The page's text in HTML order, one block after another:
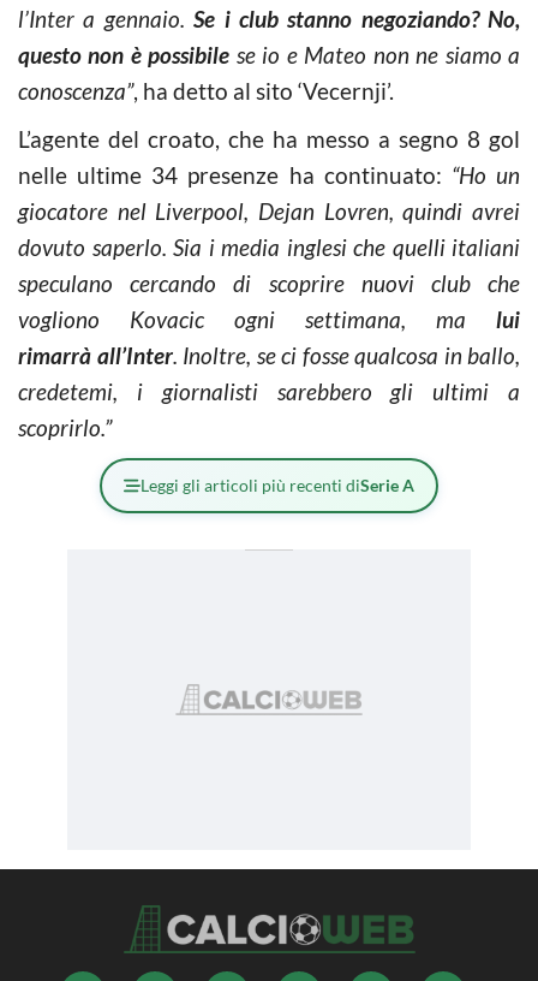
l’Inter a gennaio. Se i club stanno negoziando? No,
questo non è possibile se io e Mateo non ne siamo a
conoscenza”, ha detto al sito ‘Vecernji’.
L’agente del croato, che ha messo a segno 8 gol
nelle ultime 34 presenze ha continuato: “Ho un
giocatore nel Liverpool, Dejan Lovren, quindi avrei
dovuto saperlo. Sia i media inglesi che quelli italiani
speculano cercando di scoprire nuovi club che
vogliono Kovacic ogni settimana, ma lui
rimarrà all’Inter. Inoltre, se ci fosse qualcosa in ballo,
credetemi, i giornalisti sarebbero gli ultimi a
scoprirlo.”
Leggi gli articoli più recenti diSerie A